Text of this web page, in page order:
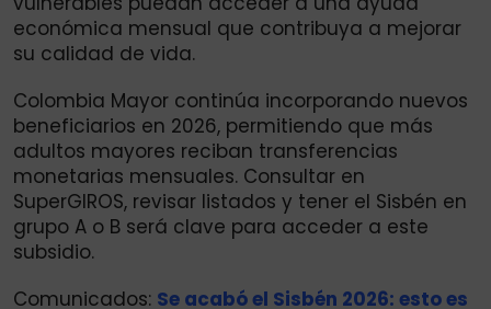
económica mensual que contribuya a mejorar
su calidad de vida.
Colombia Mayor continúa incorporando nuevos
beneficiarios en 2026, permitiendo que más
adultos mayores reciban transferencias
monetarias mensuales. Consultar en
SuperGIROS, revisar listados y tener el Sisbén en
grupo A o B será clave para acceder a este
subsidio.
Comunicados: Se acabó el Sisbén 2026: esto es